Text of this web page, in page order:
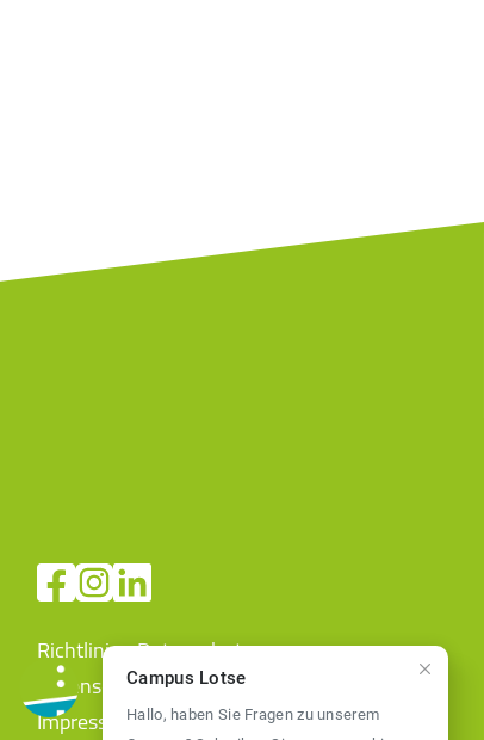
Richtlinien Datenschutz
Datenschutz
Impressum
Campus Lotse
Hallo, haben Sie Fragen zu unserem